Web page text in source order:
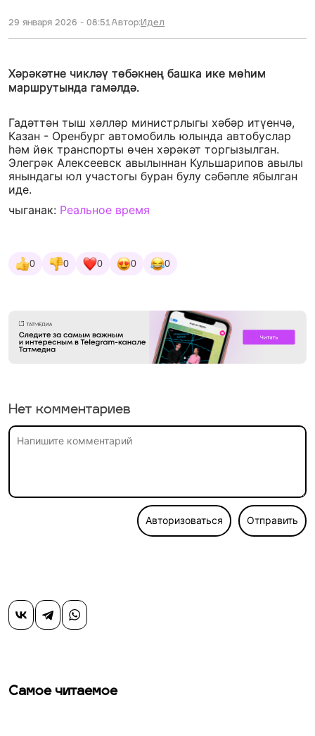
29 января 2026 - 08:51Автор:Идел
Хәрәкәтне чикләү төбәкнең башка ике мөһим
маршрутында гамәлдә.
Гадәттән тыш хәлләр министрлыгы хәбәр итүенчә,
Казан - Оренбург автомобиль юлында автобуслар
һәм йөк транспорты өчен хәрәкәт торгызылган.
Элегрәк Алексеевск авылыннан Кульшарипов авылы
янындагы юл участогы буран булу сәбәпле ябылган
иде.
чыганак: Реальное время
0 0 0 0 0
Нет комментариев
Авторизоваться Отправить
Самое читаемое